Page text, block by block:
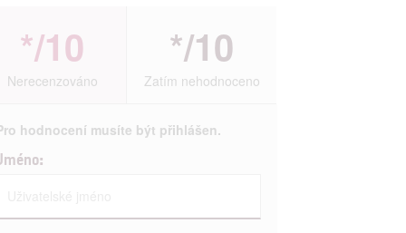
*/10
Nerecenzováno
*/10
Zatím nehodnoceno
hodnocení musíte být přihlášen.